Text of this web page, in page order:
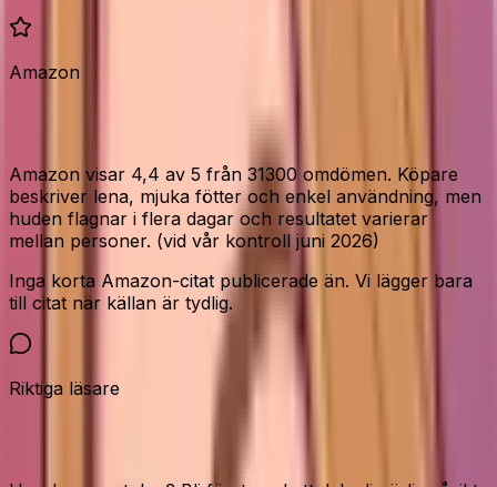
Amazon
Vad Amazon-köparna säger
Amazon visar 4,4 av 5 från 31300 omdömen. Köpare
beskriver lena, mjuka fötter och enkel användning, men
huden flagnar i flera dagar och resultatet varierar
mellan personer. (vid vår kontroll juni 2026)
Inga korta Amazon-citat publicerade än. Vi lägger bara
till citat när källan är tydlig.
Riktiga läsare